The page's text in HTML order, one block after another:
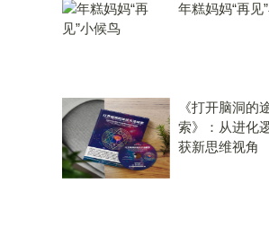
年糕妈妈“再见
《打开脑洞的
索》：从进化
获新思维视角